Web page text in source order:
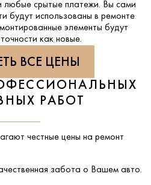
любые срытые платежи. Вы сами
будут использованы в ремонте
элементы будут
как новые.
ВСЕ ЦЕНЫ
РАБОТ
честные цены на ремонт
забота о Вашем авто.